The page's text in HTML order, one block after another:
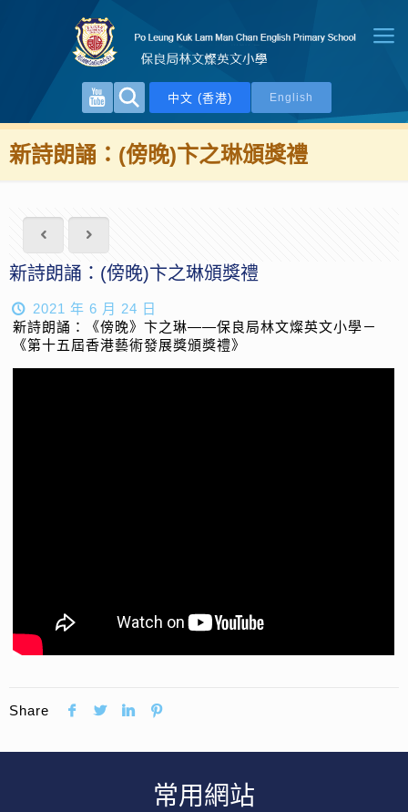
中文 (香港) English
新詩朗誦：(傍晚)卞之琳頒獎禮
新詩朗誦：(傍晚)卞之琳頒獎禮
2021 年 6 月 24 日
新詩朗誦：《傍晚》卞之琳——保良局林文燦英文小學－
《第十五屆香港藝術發展獎頒獎禮》
Share
常用網站